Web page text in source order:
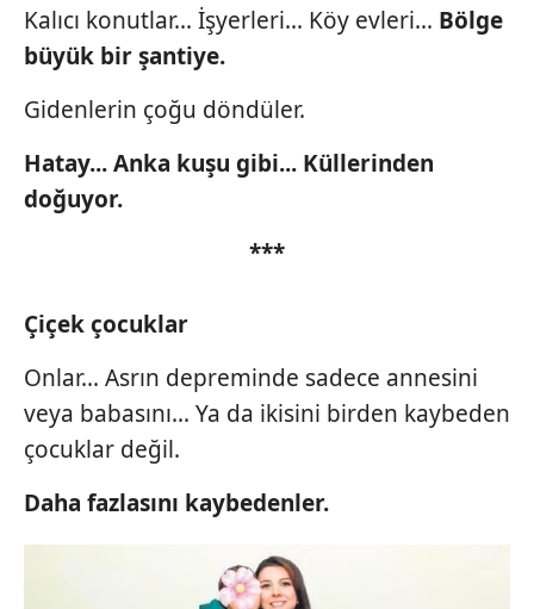
Kalıcı konutlar... İşyerleri... Köy evleri... Bölge
büyük bir şantiye.
Gidenlerin çoğu döndüler.
Hatay... Anka kuşu gibi... Küllerinden
doğuyor.
***
Çiçek çocuklar
Onlar... Asrın depreminde sadece annesini
veya babasını... Ya da ikisini birden kaybeden
çocuklar değil.
Daha fazlasını kaybedenler.